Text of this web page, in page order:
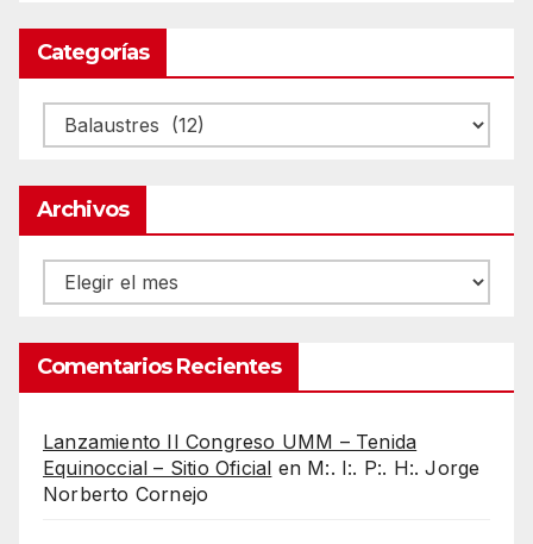
Categorías
Categorías
Archivos
Archivos
Comentarios Recientes
Lanzamiento II Congreso UMM – Tenida
Equinoccial – Sitio Oficial en M:. I:. P:. H:. Jorge
Norberto Cornejo